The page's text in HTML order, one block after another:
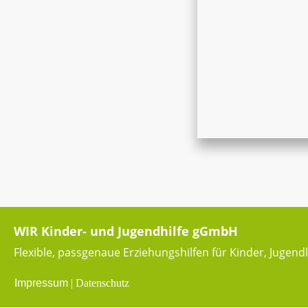
WIR Kinder- und Jugendhilfe gGmbH
Flexible, passgenaue Erziehungshilfen für Kinder,
Impressum | Datenschutz